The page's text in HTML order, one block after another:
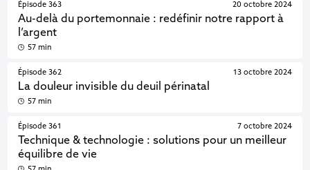
Épisode 363
Au-delà du portemonnaie : redéfinir notre rapport à
l’argent
20 octobre 2024
57 min
Épisode 362
La douleur invisible du deuil périnatal
13 octobre 2024
57 min
Épisode 361
Technique & technologie : solutions pour un meilleur
équilibre de vie
7 octobre 2024